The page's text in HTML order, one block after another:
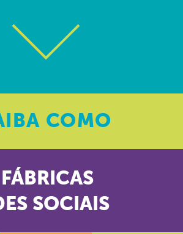
COMO
SOCIAIS